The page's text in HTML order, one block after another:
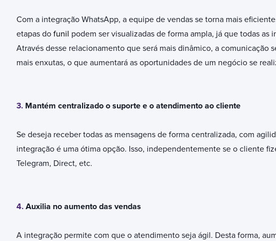
Com a integração WhatsApp, a equipe de vendas se torna mais
etapas dofunil podem ser visualizadas de forma ampla, já que todas as
Através desse relacionamento que será mais dinâmico, a comunicação
mais enxutas, o que aumentará as oportunidades de um negócio se
3. Mantém centralizado o suporte e o atendimento ao cliente
Se deseja receber todas as mensagens de forma centralizada, com
integração é uma ótima opção. Isso, independentemente se o cliente
Telegram, Direct, etc.
4. Auxilia no aumento das vendas
A integração permite com que o atendimento seja ágil. Desta forma,